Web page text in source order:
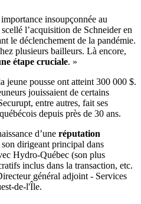
insoupçonnée au
l’acquisition de Schneider en
le déclenchement de la pandémie.
plusieurs bailleurs. Là encore,
étape cruciale. »
jeune pousse ont atteint 300 000 $.
jouissaient de certains
entre autres, fait ses
depuis près de 30 ans.
d’une réputation
dirigeant principal dans
Hydro-Québec (son plus
inclus dans la transaction, etc.
général adjoint - Services
de-l'Île.